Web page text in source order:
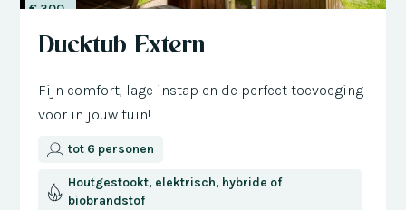
€ 300
Ducktub Extern
Fijn comfort, lage instap en de perfect toevoeging
voor in jouw tuin!
tot 6 personen
Houtgestookt, elektrisch, hybride of
biobrandstof